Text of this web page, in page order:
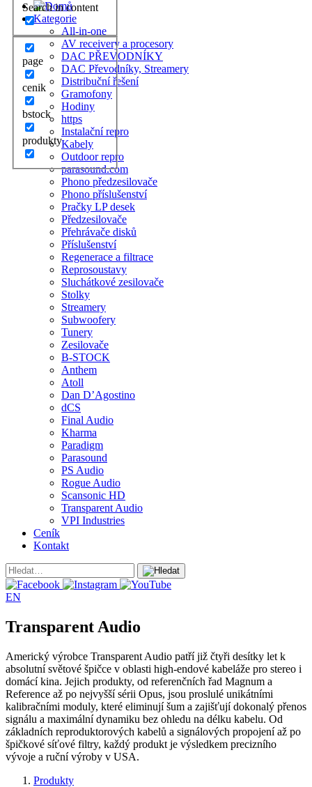
Search in content
page
cenik
bstock
produkty
Kategorie
All-in-one
AV receivery a procesory
DAC PŘEVODNÍKY
DAC Převodníky, Streamery
Distribuční řešení
Gramofony
Hodiny
https
Instalační repro
Kabely
Outdoor repro
parasound.com
Phono předzesilovače
Phono příslušenství
Pračky LP desek
Předzesilovače
Přehrávače disků
Příslušenství
Regenerace a filtrace
Reprosoustavy
Sluchátkové zesilovače
Stolky
Streamery
Subwoofery
Tunery
Zesilovače
B-STOCK
Anthem
Atoll
Dan D’Agostino
dCS
Final Audio
Kharma
Paradigm
Parasound
PS Audio
Rogue Audio
Scansonic HD
Transparent Audio
VPI Industries
Ceník
Kontakt
EN
Transparent Audio
Americký výrobce Transparent Audio patří již čtyři desítky let k
absolutní světové špičce v oblasti high-endové kabeláže pro stereo i
domácí kina. Jejich produkty, od referenčních řad Magnum a
Reference až po nejvyšší sérii Opus, jsou proslulé unikátními
kalibračními moduly, které eliminují šum a zajišťují dokonalý přenos
signálu a maximální dynamiku bez ohledu na délku kabelu. Od
základních reproduktorových kabelů a signálových propojení až po
špičkové síťové filtry, každý produkt je výsledkem precizního
vývoje a ruční výroby v USA.
Produkty